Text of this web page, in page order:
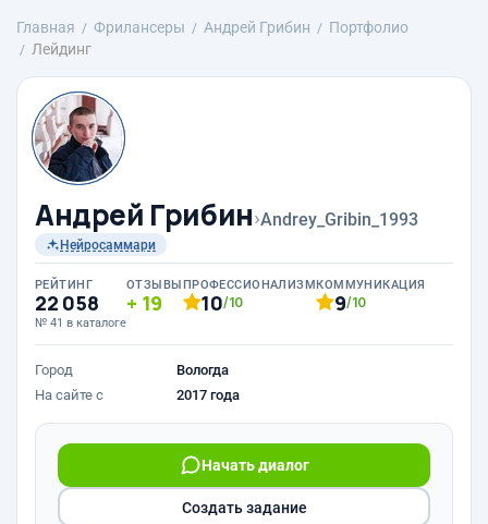
Главная Фрилансеры Андрей Грибин
Портфолио
Лейдинг
Андрей Грибин›Andrey_Gribin_1993
Нейросаммари
РЕЙТИНГ
22 058
№ 41 в каталоге
ОТЗЫВЫ
19
ПРОФЕССИОНАЛИЗМ
10/10
КОММУНИКАЦИЯ
9/10
Город
Вологда
На сайте с
2017 года
Начать диалог
Создать задание